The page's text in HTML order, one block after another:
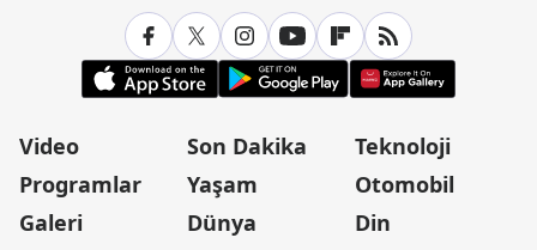
Video
Programlar
Galeri
Son Dakika
Yaşam
Dünya
Teknoloji
Otomobil
Din